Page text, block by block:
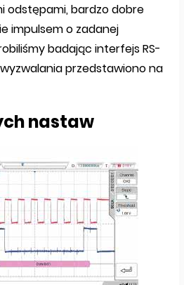
odstępami, bardzo dobre
impulsem o zadanej
badając interfejs RS-
wyzwalania przedstawiono na
nastaw